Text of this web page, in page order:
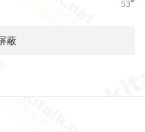
53
蔽